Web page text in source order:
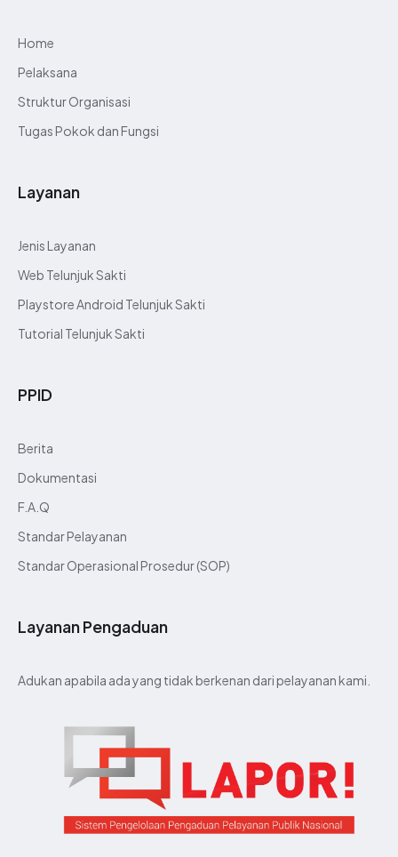
Home
Pelaksana
Struktur Organisasi
Tugas Pokok dan Fungsi
Layanan
Jenis Layanan
Web Telunjuk Sakti
Playstore Android Telunjuk Sakti
Tutorial Telunjuk Sakti
PPID
Berita
Dokumentasi
F.A.Q
Standar Pelayanan
Standar Operasional Prosedur (SOP)
Layanan Pengaduan
Adukan apabila ada yang tidak berkenan dari pelayanan kami.